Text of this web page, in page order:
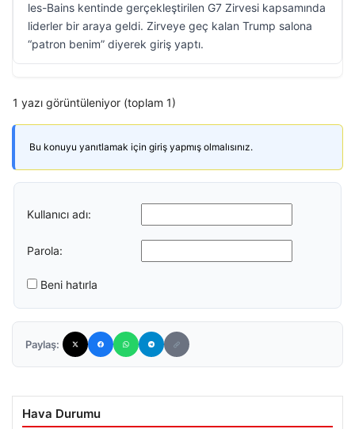
les-Bains kentinde gerçekleştirilen G7 Zirvesi kapsamında
liderler bir araya geldi. Zirveye geç kalan Trump salona
“patron benim” diyerek giriş yaptı.
1 yazı görüntüleniyor (toplam 1)
Bu konuyu yanıtlamak için giriş yapmış olmalısınız.
Kullanıcı adı:
Parola:
Beni hatırla
Paylaş:
Hava Durumu